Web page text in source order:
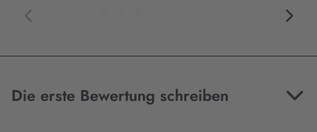
Die erste Bewertung schreiben